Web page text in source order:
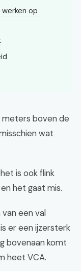
op
meters boven de
wat
is ook flink
het gaat mis.
van een val
er een ijzersterk
bovenaan komt
heet VCA.